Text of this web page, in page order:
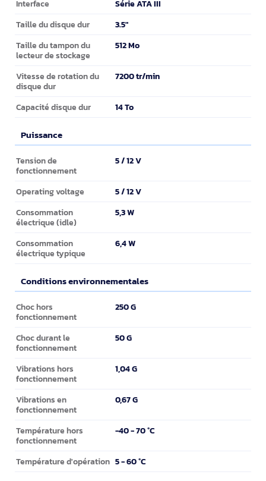
Interface Série ATA III
Taille du disque dur 3.5"
Taille du tampon du
lecteur de stockage
512 Mo
Vitesse de rotation du
disque dur
7200 tr/min
Capacité disque dur 14 To
Puissance
Puissance
Tension de
fonctionnement
5 / 12 V
Operating voltage 5 / 12 V
Consommation
électrique (idle)
5,3 W
Consommation
électrique typique
6,4 W
Conditions environnementales
Conditions environnementales
Choc hors
fonctionnement
250 G
Choc durant le
fonctionnement
50 G
Vibrations hors
fonctionnement
1,04 G
Vibrations en
fonctionnement
0,67 G
Température hors
fonctionnement
-40 - 70 °C
Température d'opération 5 - 60 °C